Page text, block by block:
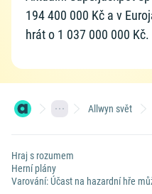
194 400 000 Kč a v
hrát o 1 037 000 000 Kč.
Allwyn svět
Hraj s rozumem
Herní plány
Varování: Účast na hazardní hře